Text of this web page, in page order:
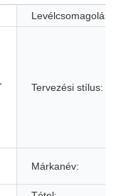
Levélcsomagolás:
Tervezési stílus:
Márkanév: